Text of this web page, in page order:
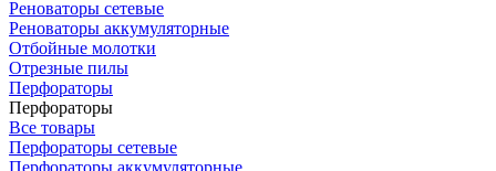
Реноваторы сетевые
Реноваторы аккумуляторные
Отбойные молотки
Отрезные пилы
Перфораторы
Перфораторы
Все товары
Перфораторы сетевые
Перфораторы аккумуляторные